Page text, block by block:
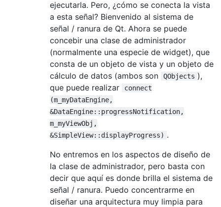
ejecutarla. Pero, ¿cómo se conecta la vista
a esta señal? Bienvenido al sistema de
señal / ranura de Qt. Ahora se puede
concebir una clase de administrador
(normalmente una especie de widget), que
consta de un objeto de vista y un objeto de
cálculo de datos (ambos son
QObjects ),
que puede realizar
connect
(m_myDataEngine,
&DataEngine::progressNotification,
m_myViewObj,
&SimpleView::displayProgress) .
No entremos en los aspectos de diseño de
la clase de administrador, pero basta con
decir que aquí es donde brilla el sistema de
señal / ranura. Puedo concentrarme en
diseñar una arquitectura muy limpia para